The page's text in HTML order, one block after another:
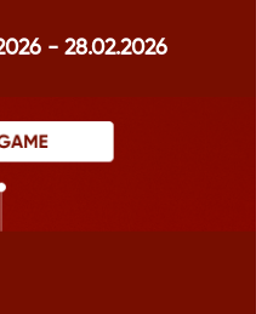
- 28.02.2026